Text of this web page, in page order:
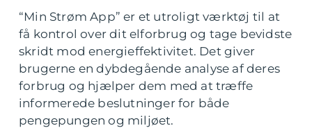
“Min Strøm App” er et utroligt værktøj til at
få kontrol over dit elforbrug og tage bevidste
skridt mod energieffektivitet. Det giver
brugerne en dybdegående analyse af deres
forbrug og hjælper dem med at træffe
informerede beslutninger for både
pengepungen og miljøet.